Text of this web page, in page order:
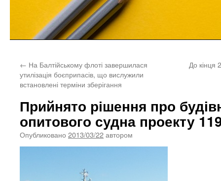
содержимому
← На Балтійському флоті завершилася
утилізація боєприпасів, що вислужили
встановлені терміни зберігання
До кінця
Прийнято рішення про
опитового судна проекту
Опубликовано 2013/03/22автором